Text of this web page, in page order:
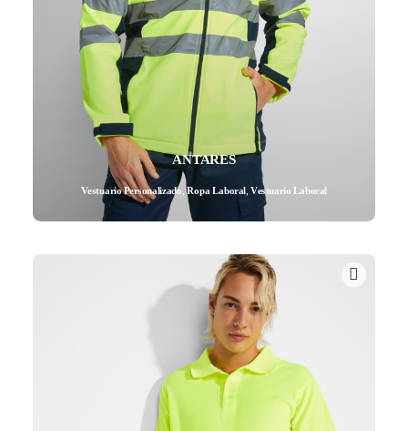
ANTARES
Vestuario Personalizado, Ropa Laboral, Vestuario Laboral